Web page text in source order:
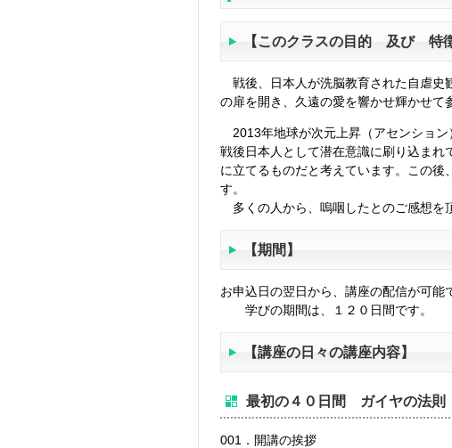
【このクラスの目的 及び 特徴
戦後、日本人が洗脳教育された自虐史
の扉を開き、久遠の愛を響かせ輝かせて
2013年地球が次元上昇（アセンション
戦後日本人として潜在意識に刷り込ま
に立てるものだと考えています。この後
す。
多くの人から、嗚咽したとのご感想を
【期間】
お申込日の翌日から、講座の配信が可能
学びの期間は、１２０日間です。
【講座の日々の講座内容】
最初の４０日間 ガイヤの法則
001．開講の挨拶